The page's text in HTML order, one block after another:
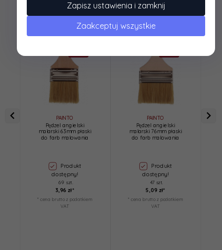
PAINTO
Pędzel angielski
malarski 63mm płaski
do farb malowania
Produkt
dostępny!
69 szt.
3, 96 zł*
* cena brutto z podatkiem
VAT
PAINTO
Pędzel angielski
malarski 76mm płaski
do farb malowania
Produkt
dostępny!
47 szt.
5, 09 zł*
* cena brutto z podatkiem
VAT
Zapisz ustawienia i zamknij
Zaakceptuj wszystkie